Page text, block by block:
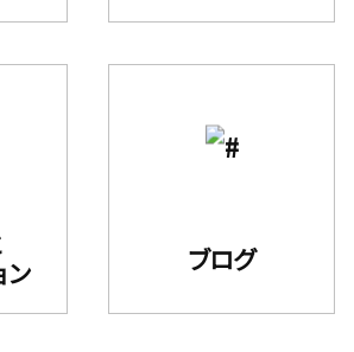
ン
ブログ